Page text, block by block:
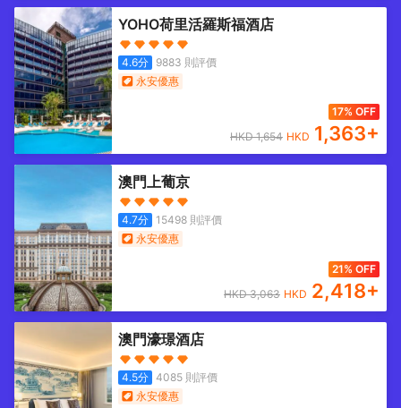
YOHO荷里活羅斯福酒店
4.6分 9883 則評價
永安優惠
17% OFF
HKD1,654 HKD 1,363+
澳門上葡京
4.7分 15498則評價
永安優惠
21% OFF
HKD3,063 HKD 2,418+
澳門濠璟酒店
4.5分 4085則評價
永安優惠